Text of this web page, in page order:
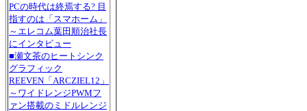
PCの時代は終焉する? 目
指すのは「スマホーム」
～エレコム葉田順治社長
にインタビュー
■瀬文茶のヒートシンク
グラフィック
REEVEN「ARCZIEL12」
～ワイドレンジPWMフ
ァン搭載のミドルレンジ